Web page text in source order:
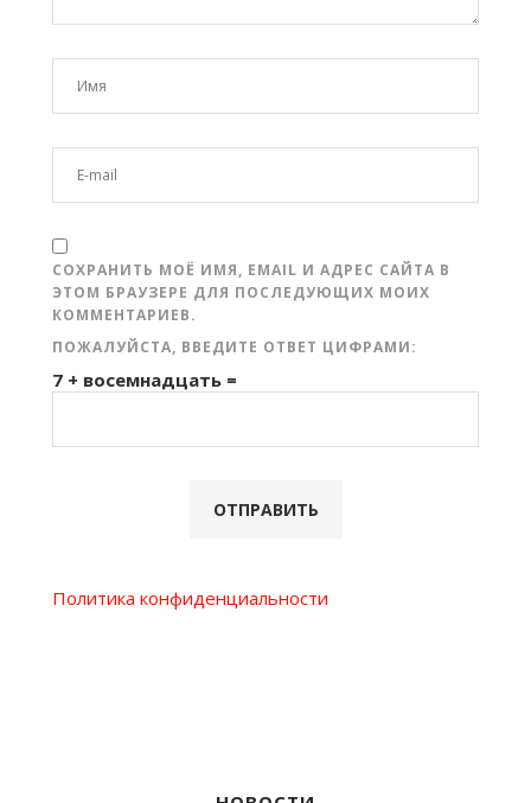
СОХРАНИТЬ МОЁ ИМЯ, EMAIL И АДРЕС САЙТА В
ЭТОМ БРАУЗЕРЕ ДЛЯ ПОСЛЕДУЮЩИХ МОИХ
КОММЕНТАРИЕВ.
ПОЖАЛУЙСТА, ВВЕДИТЕ ОТВЕТ ЦИФРАМИ:
7 + восемнадцать =
Политика конфиденциальности